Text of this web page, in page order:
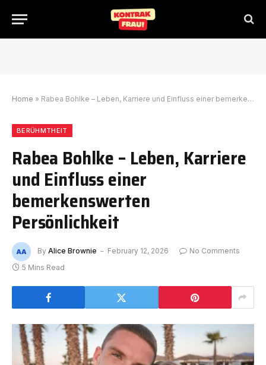
Home » Rabea Bohlke – Leben, Karriere und Einfluss einer bemerkenswerten Persönlichkeit
BERÜHMTHEIT
Rabea Bohlke – Leben, Karriere
und Einfluss einer
bemerkenswerten
Persönlichkeit
By Alice Brownie February 12, 2026
No Comments
5 Mins Read